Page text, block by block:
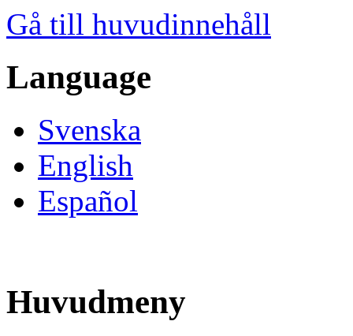
Gå till huvudinnehåll
Language
Svenska
English
Español
Huvudmeny